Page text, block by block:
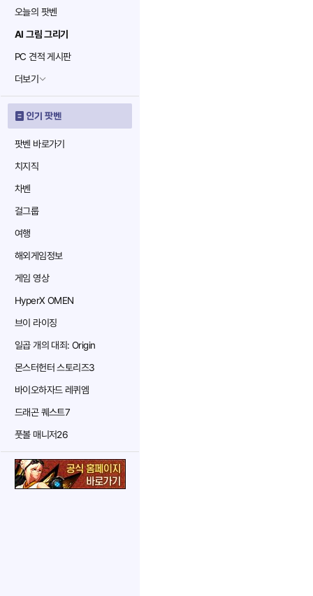
오늘의 팟벤
AI 그림 그리기
PC 견적 게시판
더보기
인기 팟벤
팟벤 바로가기
치지직
차벤
걸그룹
여행
해외게임정보
게임 영상
HyperX OMEN
브이 라이징
일곱 개의 대죄: Origin
몬스터헌터 스토리즈3
바이오하자드 레퀴엠
드래곤 퀘스트7
풋볼 매니저26